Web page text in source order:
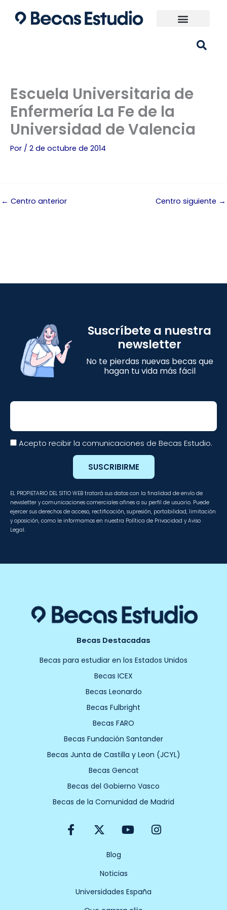
Escuela Universitaria de
Enfermería La Fe de la
Universidad de Valencia
Por / 2 de octubre de 2014
← Centro anterior Centro siguiente →
Suscríbete a nuestra
newsletter
No te pierdas nuevas becas que
hagan tu vida más fácil
Email
Acepto recibir la comunicaciones de Becas Estudio.
SUSCRIBIRME
EL PROPIETARIO DEL SITIO WEB tratará sus datos con la finalidad de envío de
newsletter y comunicaciones comerciales afines a su perfil de usuario. Puede
ejercer sus derechos de acceso, rectificación, supresión, portabilidad, limitación
y oposición, como le informamos en nuestra Política de Privacidad y Aviso
Legal.
Becas Destacadas
Becas para estudiar en los Estados Unidos
Becas ICEX
Becas Leonardo
Becas Fulbright
Becas FARO
Becas Fundación Santander
Becas Junta de Castilla y Leon (JCYL)
Becas Gencat
Becas del Gobierno Vasco
Becas de la Comunidad de Madrid
F
a
o
X
-
w
i
t
t
Y
o
u
b
e
I
n
Blog
Noticias
Universidades España